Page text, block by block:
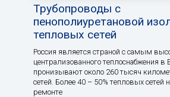
Трубопроводы с
пенополиуретановой
тепловых сетей
Россия является страной с самым
централизованного теплоснабжения в
пронизывают около 260 тысяч
сетей. Более 40 – 50% тепловых сетей
ремонте